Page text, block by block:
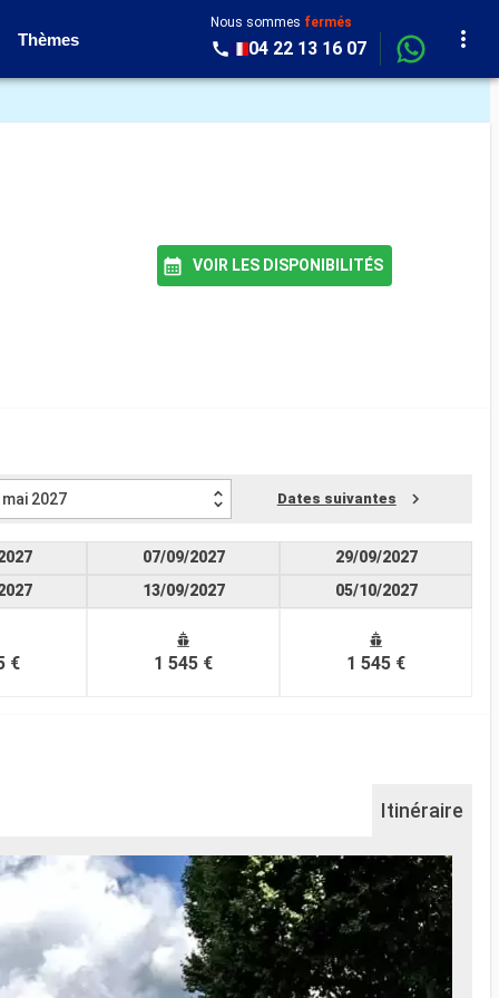
Thèmes
Nous sommes fermés
04 22 13 16 07
VOIR LES DISPONIBILITÉS
mai 2027 Dates suivantes
€
07/09/2027
13/09/2027
1 545 €
29/09/2027
05/10/2027
1 545 €
Itinéraire